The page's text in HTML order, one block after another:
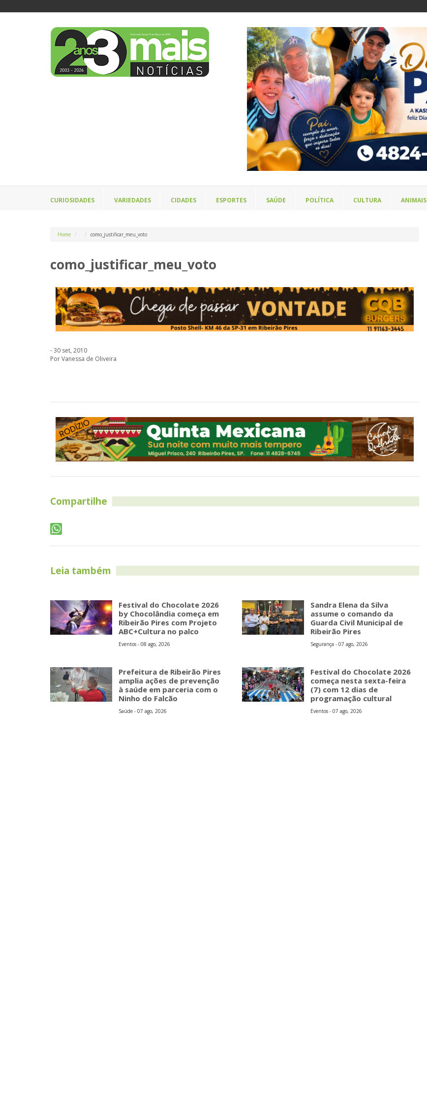
CURIOSIDADES VARIEDADES CIDADES ESPORTES SAÚDE POLÍTICA CULTURA ANIMAIS
Home como_justificar_meu_voto
como_justificar_meu_voto
- 30 set, 2010
Por Vanessa de Oliveira
Compartilhe
Leia também
Festival do Chocolate 2026
by Chocolândia começa em
Ribeirão Pires com Projeto
ABC+Cultura no palco
Eventos - 08 ago, 2026
Sandra Elena da Silva
assume o comando da
Guarda Civil Municipal de
Ribeirão Pires
Segurança - 07 ago, 2026
Prefeitura de Ribeirão Pires
amplia ações de prevenção
à saúde em parceria com o
Ninho do Falcão
Saúde - 07 ago, 2026
Festival do Chocolate 2026
começa nesta sexta-feira
(7) com 12 dias de
programação cultural
Eventos - 07 ago, 2026